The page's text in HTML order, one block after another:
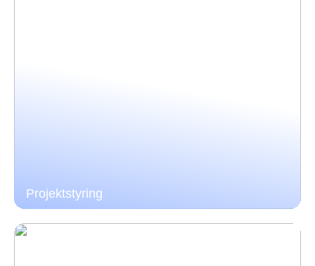
Projektstyring